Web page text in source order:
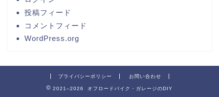
投稿フィード
コメントフィード
WordPress.org
プライバシーポリシー お問い合わせ
2021–2026 オフロードバイク・ガレージのDIY